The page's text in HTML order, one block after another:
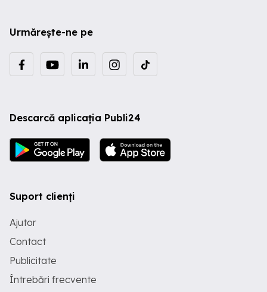
Urmărește-ne pe
Descarcă aplicația Publi24
Suport clienți
Ajutor
Contact
Publicitate
Întrebări frecvente